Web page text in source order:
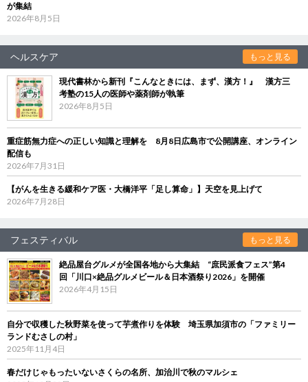
が集結
2026年8月5日
ヘルスケア もっと見る
現代書林から新刊『こんなときには、まず、漢方！』 漢方三
考塾の15人の医師や薬剤師が執筆
2026年8月5日
重症筋無力症への正しい知識と理解を 8月8日広島市で公開講座、オンライン
配信も
2026年7月31日
【がんを生きる緩和ケア医・大橋洋平「足し算命」】天空を見上げて
2026年7月28日
フェスティバル もっと見る
絶品屋台グルメが全国各地から大集結 “庶民派食フェス”第4
回「川口×絶品グルメビール＆日本酒祭り2026」を開催
2026年4月15日
自分で収穫した秋野菜を使って芋煮作りを体験 埼玉県加須市の「ファミリー
ランドむさしの村」
2025年11月4日
春だけじゃもったいないさくらの名所、加治川で秋のマルシェ